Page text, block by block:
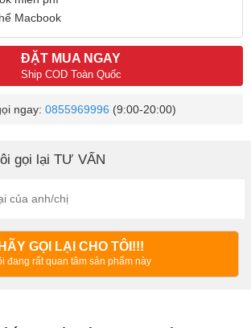
Macbook
ĐẶT MUA NGAY
Ship COD Toàn Quốc
ngay: 0855969996 (9:00-20:00)
gọi lại TƯ VẤN
HÃY GỌI LẠI CHO TÔI!!!
đang rất quan tâm sản phẩm này